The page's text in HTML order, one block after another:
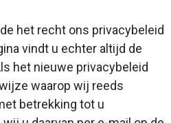
het recht ons privacybeleid
vindt u echter altijd de
het nieuwe privacybeleid
waarop wij reeds
betrekking tot u